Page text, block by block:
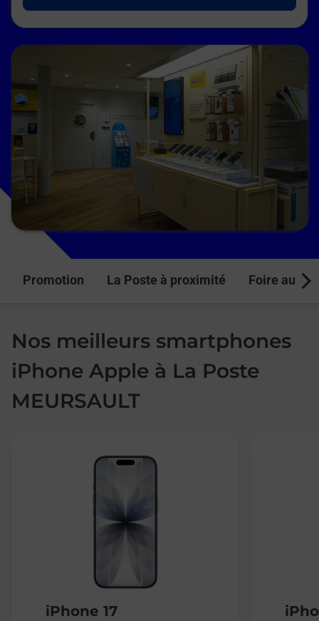
Promotion La Poste à proximité Foire aux
Nos meilleurs smartphones
iPhone Apple à La Poste
MEURSAULT
iPhone 17